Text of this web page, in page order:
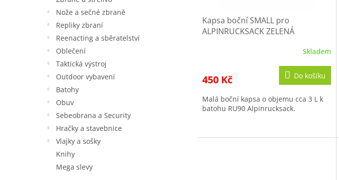
Nože a sečné zbraně
Repliky zbraní
Reenacting a sběratelství
Oblečení
Taktická výstroj
Outdoor vybavení
Batohy
Obuv
Sebeobrana a Security
Hračky a stavebnice
Vlajky a sošky
Knihy
Mega slevy
Kapsa boční SMALL pro
ALPINRUCKSACK ZELENÁ
Skladem
450 Kč Do košíku
Malá boční kapsa o objemu cca 3 L k
batohu RU90 Alpinrucksack.